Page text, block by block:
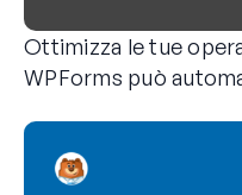
Ottimizza le tue
WPForms può